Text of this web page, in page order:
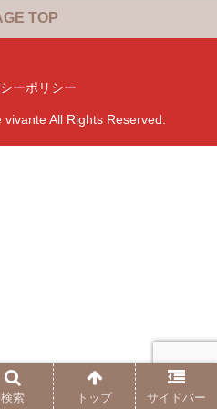
TOP
ーポリシー
All Rights Reserved.
検索 トップ サイドバー